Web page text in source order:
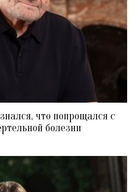
что попрощался с
болезни